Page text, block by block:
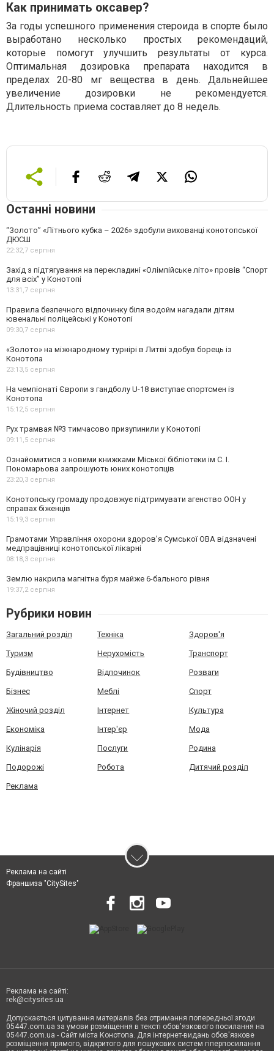
Как принимать оксавер?
За годы успешного применения стероида в спорте было
выработано несколько простых рекомендаций,
которые помогут улучшить результаты от курса.
Оптимальная дозировка препарата находится в
пределах 20-80 мг вещества в день. Дальнейшее
увеличение дозировки не рекомендуется.
Длительность приема составляет до 8 недель.
Останні новини
“Золото” «Літнього кубка – 2026» здобули вихованці конотопської
ДЮСШ
22:32,7 серпня
Захід з підтягування на перекладині «Олімпійське літо» провів “Спорт
для всіх” у Конотопі
13:31,7 серпня
Правила безпечного відпочинку біля водойм нагадали дітям
ювенальні поліцейські у Конотопі
09:30,7 серпня
«Золото» на міжнародному турнірі в Литві здобув борець із
Конотопа
23:13,5 серпня
На чемпіонаті Європи з гандболу U-18 виступає спортсмен із
Конотопа
15:12,5 серпня
Рух трамвая №3 тимчасово призупинили у Конотопі
09:11,5 серпня
Ознайомитися з новими книжками Міської бібліотеки ім С. І.
Пономарьова запрошують юних конотопців
23:20,3 серпня
Конотопську громаду продовжує підтримувати агенство ООН у
справах біженців
15:19,3 серпня
Грамотами Управління охорони здоров’я Сумської ОВА відзначені
медпрацівниці конотопської лікарні
08:18,3 серпня
Землю накрила магнітна буря майже 6-бального рівня
19:37,2 серпня
Рубрики новин
Загальний розділ Техніка Здоров'я
Туризм Нерухомість Транспорт
Будівництво Відпочинок Розваги
Бізнес Меблі Спорт
Жіночий розділ Інтернет Культура
Економіка Інтер'єр Мода
Кулінарія Послуги Родина
Подорожі Робота Дитячий розділ
Реклама
Реклама на сайті
Франшиза "CitySites"
Реклама на сайті:
rek@citysites.ua
Допускається цитування матеріалів без отримання попередньої згоди
05447.com.ua за умови розміщення в тексті обов'язкового посилання на
05447.com.ua - Сайт міста Конотопа. Для інтернет-видань обов'язкове
розміщення прямого, відкритого для пошукових систем гіперпосилання